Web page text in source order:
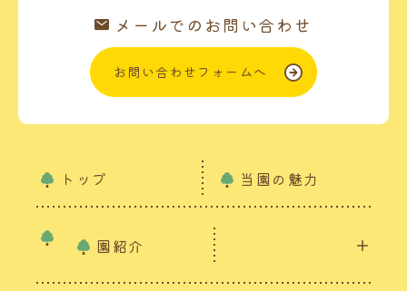
メールでのお問い合わせ
お問い合わせフォームへ
トップ 当園の魅力
園紹介